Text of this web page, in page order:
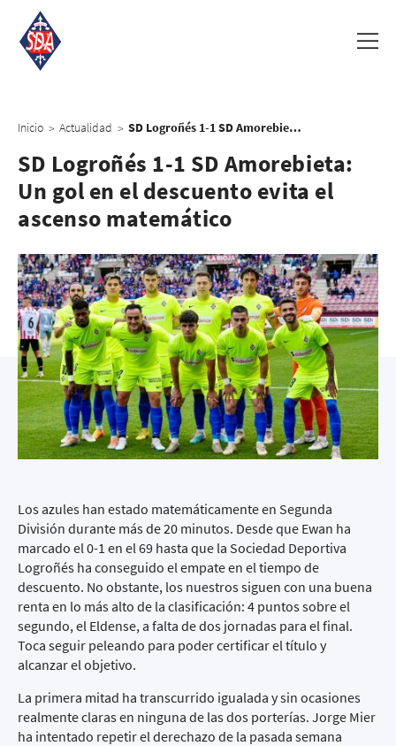
Inicio > Actualidad > SD Logroñés 1-1 SD Amorebieta: Un gol en el descuento evita el ascenso matemático
SD Logroñés 1-1 SD Amorebieta:
Un gol en el descuento evita el
ascenso matemático
Los azules han estado matemáticamente en Segunda
División durante más de 20 minutos. Desde que Ewan ha
marcado el 0-1 en el 69 hasta que la Sociedad Deportiva
Logroñés ha conseguido el empate en el tiempo de
descuento. No obstante, los nuestros siguen con una buena
renta en lo más alto de la clasificación: 4 puntos sobre el
segundo, el Eldense, a falta de dos jornadas para el final.
Toca seguir peleando para poder certificar el título y
alcanzar el objetivo.
La primera mitad ha transcurrido igualada y sin ocasiones
realmente claras en ninguna de las dos porterías. Jorge Mier
ha intentado repetir el derechazo de la pasada semana